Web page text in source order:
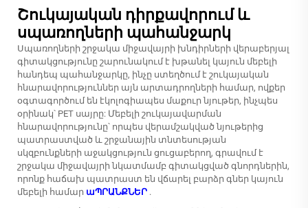
Շուկայական դիրքավորում և
սպառողների պահանջարկ
Սպառողների շրջակա միջավայրի խնդիրների վերաբերյալ
գիտակցությունը շարունակում է խթանել կայուն մեբելի
հանդեպ պահանջարկը, ինչը ստեղծում է շուկայական
հնարավորություններ այն արտադրողների համար, ովքեր
օգտագործում են էկոլոգիապես մաքուր նյութեր, ինչպես
օրինակ՝ PET սայրը: Մեբելի շուկայավարման
հնարավորությունը՝ որպես վերամշակված նյութերից
պատրաստված և շրջանային տնտեսության
սկզբունքների աջակցություն ցուցաբերող, գրավում է
շրջակա միջավայրի նկատմամբ գիտակցված գնորդներին,
որոնք հաճախ պատրաստ են վճարել բարձր գներ կայուն
մեբելի համար աՊՐԱՆՔՆԵՐ .